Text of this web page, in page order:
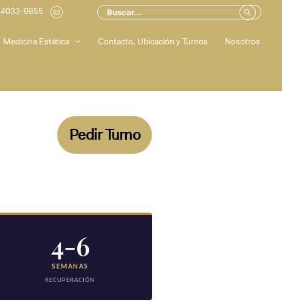
4033-9855
Medicina Estética Contacto, Ubicación y Turnos Nosotros
Buscar
por:
Buscar
Pedir Turno
4-6
SEMANAS
RECUPERACIÓN